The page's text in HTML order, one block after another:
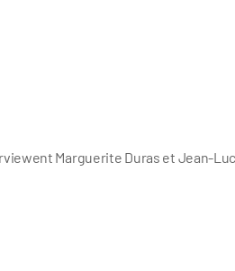
Marguerite Duras et Jean-